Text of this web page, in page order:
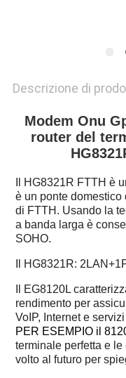
Descrizione di
Modem Onu
router del
Il HG8321R FTTH è
è un ponte
di FTTH. Usandola
a banda larga è
SOHO.
Il HG8321R:
Il EG8120L
rendimento per
VoIP, Internet e
PER ESEMPIO il
terminale perfetta e
volto al futuro per